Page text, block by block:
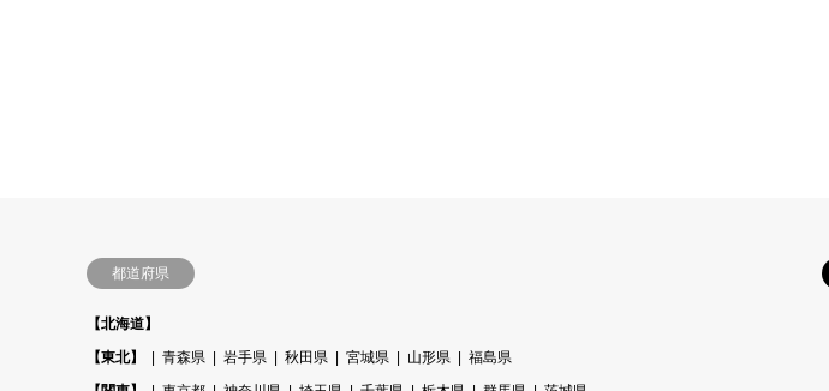
都道府県
【北海道】
【東北】
青森県 岩手県 秋田県 宮城県 山形県
福島県